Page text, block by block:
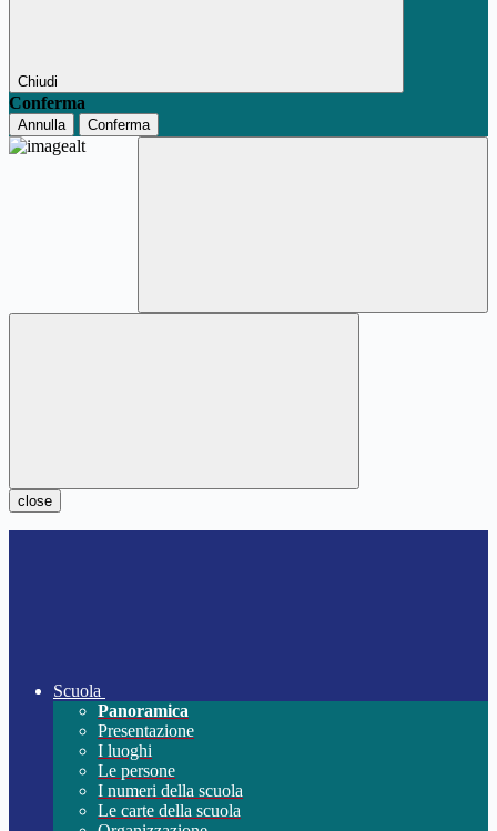
Chiudi
Conferma
Annulla Conferma
close
Scuola
Panoramica
Presentazione
I luoghi
Le persone
I numeri della scuola
Le carte della scuola